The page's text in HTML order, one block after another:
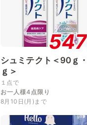
547
シュミテクト＜90ｇ
ｇ＞
１点で
お一人様4点限り
8月10日(月)まで